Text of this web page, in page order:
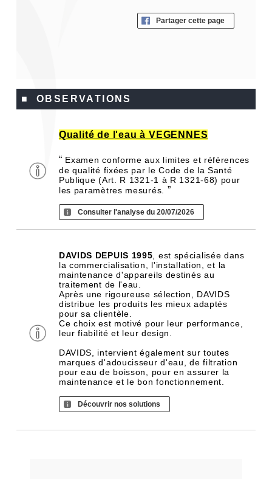
Partager cette page
■ OBSERVATIONS
Qualité de l'eau à VEGENNES
“ Examen conforme aux limites et références
de qualité fixées par le Code de la Santé
Publique (Art. R 1321-1 à R 1321-68) pour
les paramètres mesurés. ”
Consulter l'analyse du 20/07/2026
DAVIDS DEPUIS 1995 , est spécialisée dans
la commercialisation, l'installation, et la
maintenance d'appareils destinés au
traitement de l'eau.
Après une rigoureuse sélection, DAVIDS
distribue les produits les mieux adaptés
pour sa clientèle.
Ce choix est motivé pour leur performance,
leur fiabilité et leur design.
DAVIDS, intervient également sur toutes
marques d'adoucisseur d'eau, de filtration
pour eau de boisson, pour en assurer la
maintenance et le bon fonctionnement.
Découvrir nos solutions